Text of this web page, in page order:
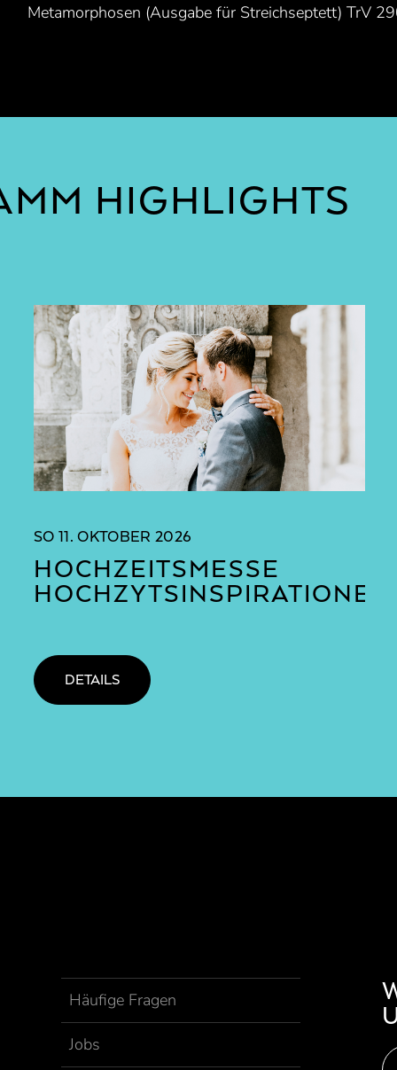
Metamorphosen (Ausgabe für Streichseptett) TrV
HIGHLIGHTS
SO 11. OKTOBER 2026
HOCHZEITSMESSE
HOCHZYTSINSPIRATIONE
DETAILS
Häufige Fragen
Jobs